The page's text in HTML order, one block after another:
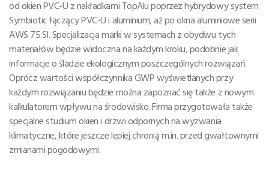
od okien PVC-U z nakładkami TopAlu poprzez hybrydowy system
Symbiotic łączący PVC-U i aluminium, aż po okna aluminiowe serii
AWS 75.SI. Specjalizacja marki w systemach z obydwu tych
materiałów będzie widoczna na każdym kroku, podobnie jak
informacje o śladzie ekologicznym poszczególnych rozwiązań.
Oprócz wartości współczynnika GWP wyświetlanych przy
każdym rozwiązaniu będzie można zapoznać się także z nowym
kalkulatorem wpływu na środowisko. Firma przygotowała także
specjalne studium okien i drzwi odpornych na wyzwania
klimatyczne, które jeszcze lepiej chronią m.in. przed gwałtownymi
zmianami pogodowymi.